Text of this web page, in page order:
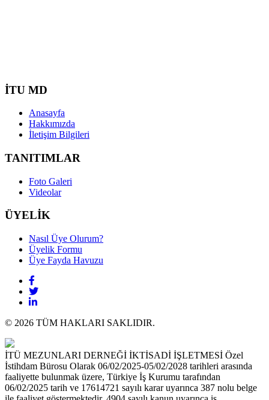
İTU MD
Anasayfa
Hakkımızda
İletişim Bilgileri
TANITIMLAR
Foto Galeri
Videolar
ÜYELİK
Nasıl Üye Olurum?
Üyelik Formu
Üye Fayda Havuzu
© 2026 TÜM HAKLARI SAKLIDIR.
İTÜ MEZUNLARI DERNEĞİ İKTİSADİ İŞLETMESİ Özel
İstihdam Bürosu Olarak 06/02/2025-05/02/2028 tarihleri arasında
faaliyette bulunmak üzere, Türkiye İş Kurumu tarafından
06/02/2025 tarih ve 17614721 sayılı karar uyarınca 387 nolu belge